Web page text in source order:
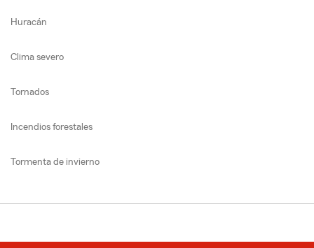
Huracán
Clima severo
Tornados
Incendios forestales
Tormenta de invierno